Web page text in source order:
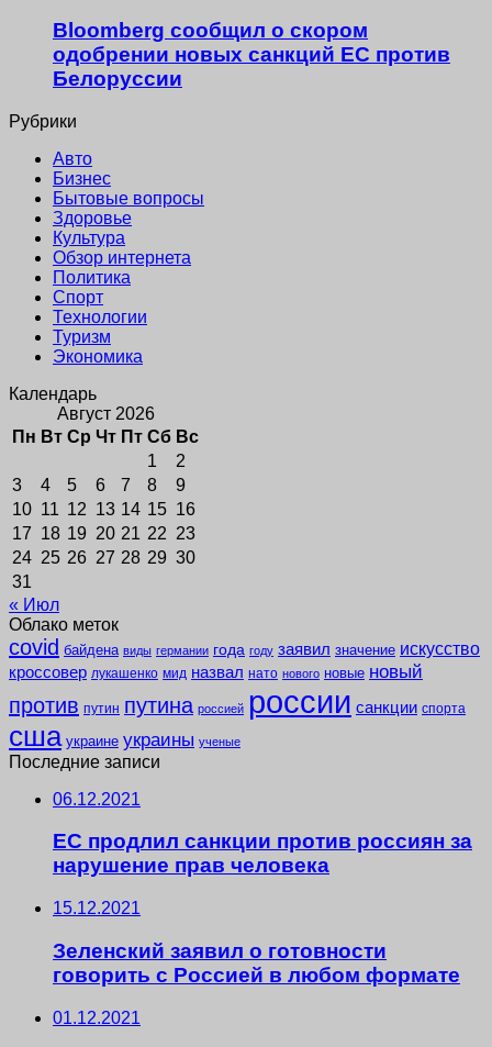
Bloomberg сообщил о скором
одобрении новых санкций ЕС против
Белоруссии
Рубрики
Авто
Бизнес
Бытовые вопросы
Здоровье
Культура
Обзор интернета
Политика
Спорт
Технологии
Туризм
Экономика
Календарь
Август 2026
Пн Вт Ср Чт Пт Сб Вс
1
2
3
4 5 6 7 8
9
10 11 12 13 14 15 16
17 18 19 20 21 22 23
24 25 26 27 28 29 30
31
« Июл
Облако меток
covid байдена виды германии года году заявил значение искусство
кроссовер лукашенко мид назвал нато нового новые новый
против путин путина россией россии санкции спорта
сша украине украины ученые
Последние записи
06.12.2021
ЕС продлил санкции против россиян за
нарушение прав человека
15.12.2021
Зеленский заявил о готовности
говорить с Россией в любом формате
01.12.2021